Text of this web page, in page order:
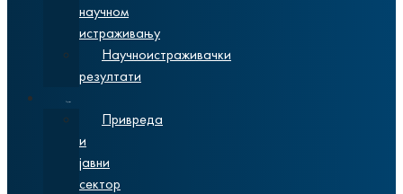
научном
истраживању
Научноистраживачки
резултати
Привреда
и
јавни
сектор